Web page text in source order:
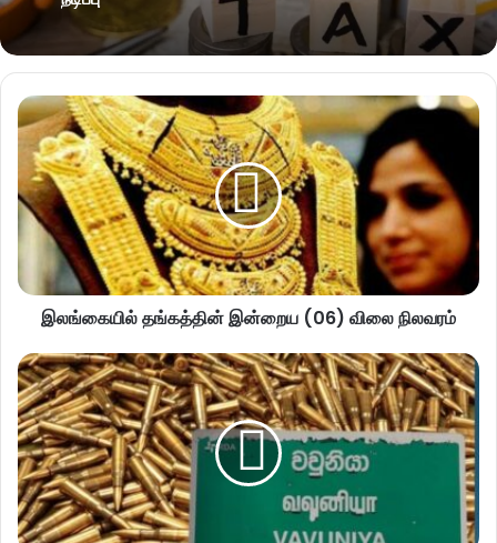
இலங்கையில் தங்கத்தின் இன்றைய (06) விலை நிலவரம்